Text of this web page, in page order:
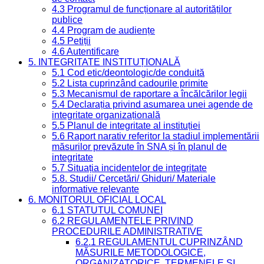
4.3 Programul de funcționare al autorităților
publice
4.4 Program de audiențe
4.5 Petiții
4.6 Autentificare
5. INTEGRITATE INSTITUȚIONALĂ
5.1 Cod etic/deontologic/de conduită
5.2 Lista cuprinzând cadourile primite
5.3 Mecanismul de raportare a încălcărilor legii
5.4 Declarația privind asumarea unei agende de
integritate organizațională
5.5 Planul de integritate al instituției
5.6 Raport narativ referitor la stadiul implementării
măsurilor prevăzute în SNA și în planul de
integritate
5.7 Situația incidentelor de integritate
5.8. Studii/ Cercetări/ Ghiduri/ Materiale
informative relevante
6. MONITORUL OFICIAL LOCAL
6.1 STATUTUL COMUNEI
6.2 REGULAMENTELE PRIVIND
PROCEDURILE ADMINISTRATIVE
6.2.1 REGULAMENTUL CUPRINZÂND
MĂSURILE METODOLOGICE,